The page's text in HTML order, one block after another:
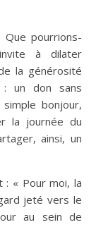
pourrions-
à dilater
la générosité
un don sans
bonjour,
la journée du
ainsi, un
: « Pour moi, la
jeté vers le
au sein de